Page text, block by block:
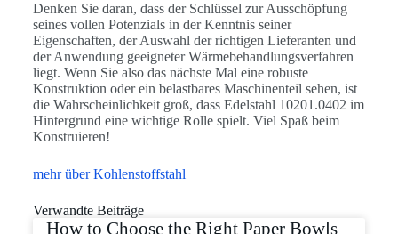
Denken Sie daran, dass der Schlüssel zur Ausschöpfung
seines vollen Potenzials in der Kenntnis seiner
Eigenschaften, der Auswahl der richtigen Lieferanten und
der Anwendung geeigneter Wärmebehandlungsverfahren
liegt. Wenn Sie also das nächste Mal eine robuste
Konstruktion oder ein belastbares Maschinenteil sehen, ist
die Wahrscheinlichkeit groß, dass Edelstahl 10201.0402 im
Hintergrund eine wichtige Rolle spielt. Viel Spaß beim
Konstruieren!
mehr über Kohlenstoffstahl
Verwandte Beiträge
How to Choose the Right Paper Bowls